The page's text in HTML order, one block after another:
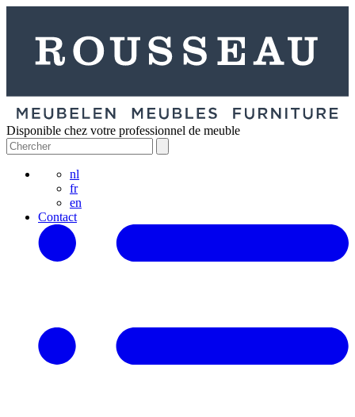
Disponible chez votre professionnel de meuble
nl
fr
en
Contact